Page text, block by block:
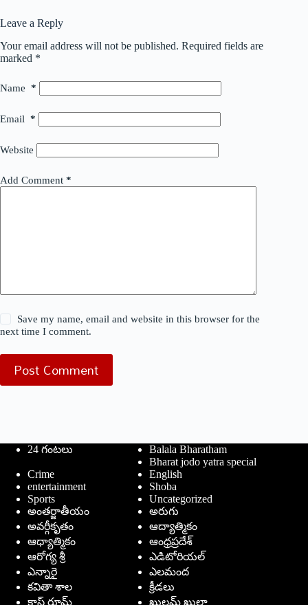
Leave a Reply
Your email address will not be published. Required fields are
marked *
Name *
Email *
Website
Add Comment *
Save my name, email and website in this browser for the
next time I comment.
Post Comment
24 గంటలు
Balala Bharatham
Bharat jodo yatra special
Crime
English
entertainment
Shoba
Sports
Uncategorized
అంతర్జాతీయం
అరుగు
అవర్గీకృతం
ఆద్యాత్మికం
ఆధ్యాత్మికం
ఆంధ్రప్రదేశ్
ఆరోగ్య శ్రీ
ఎడిటోరియల్
ఎన్నారై
ఎలమంద
కవితా శాల
క్రీడలు
క్లాస్ రూమ్
ఖుల్లమ్ ఖుల్లా